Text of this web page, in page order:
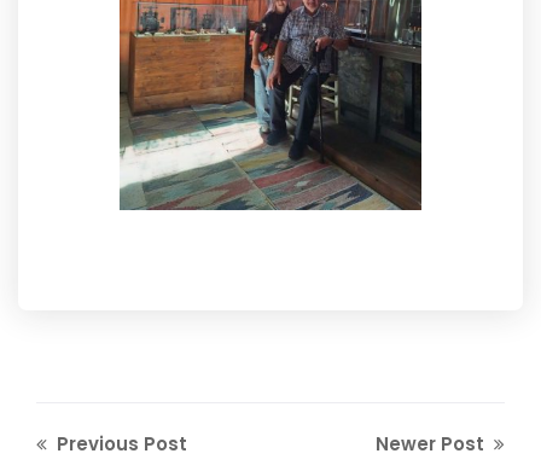
Previous Post Newer Post